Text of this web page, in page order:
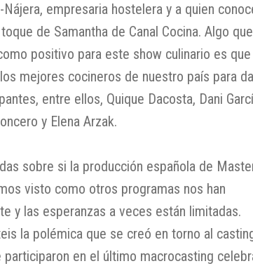
Nájera, empresaria hostelera y a quien
de Samantha de Canal Cocina. Algo
positivo para este show culinario es que
mejores cocineros de nuestro país para
entre ellos, Quique Dacosta, Dani
y Elena Arzak.
sobre si la producción española de
visto como otros programas nos han
y las esperanzas a veces están limitadas.
la polémica que se creó en torno al
participaron en el último macrocasting